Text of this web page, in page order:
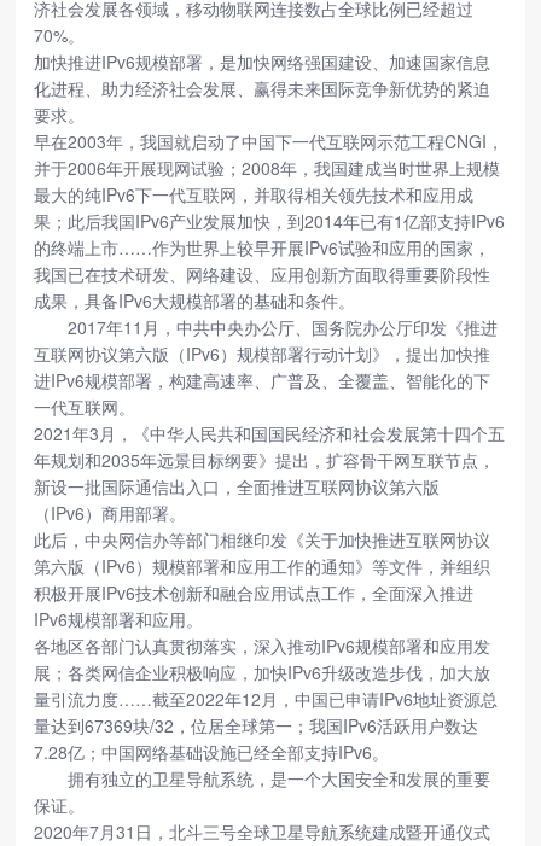
济社会发展各领域，移动物联网连接数占全球比例已经超过
70%。
加快推进IPv6规模部署，是加快网络强国建设、加速国家信息
化进程、助力经济社会发展、赢得未来国际竞争新优势的紧迫
要求。
早在2003年，我国就启动了中国下一代互联网示范工程CNGI，
并于2006年开展现网试验；2008年，我国建成当时世界上规模
最大的纯IPv6下一代互联网，并取得相关领先技术和应用成
果；此后我国IPv6产业发展加快，到2014年已有1亿部支持IPv6
的终端上市……作为世界上较早开展IPv6试验和应用的国家，
我国已在技术研发、网络建设、应用创新方面取得重要阶段性
成果，具备IPv6大规模部署的基础和条件。
2017年11月，中共中央办公厅、国务院办公厅印发《推进
互联网协议第六版（IPv6）规模部署行动计划》，提出加快推
进IPv6规模部署，构建高速率、广普及、全覆盖、智能化的下
一代互联网。
2021年3月，《中华人民共和国国民经济和社会发展第十四个五
年规划和2035年远景目标纲要》提出，扩容骨干网互联节点，
新设一批国际通信出入口，全面推进互联网协议第六版
（IPv6）商用部署。
此后，中央网信办等部门相继印发《关于加快推进互联网协议
第六版（IPv6）规模部署和应用工作的通知》等文件，并组织
积极开展IPv6技术创新和融合应用试点工作，全面深入推进
IPv6规模部署和应用。
各地区各部门认真贯彻落实，深入推动IPv6规模部署和应用发
展；各类网信企业积极响应，加快IPv6升级改造步伐，加大放
量引流力度……截至2022年12月，中国已申请IPv6地址资源总
量达到67369块/32，位居全球第一；我国IPv6活跃用户数达
7.28亿；中国网络基础设施已经全部支持IPv6。
拥有独立的卫星导航系统，是一个大国安全和发展的重要
保证。
2020年7月31日，北斗三号全球卫星导航系统建成暨开通仪式